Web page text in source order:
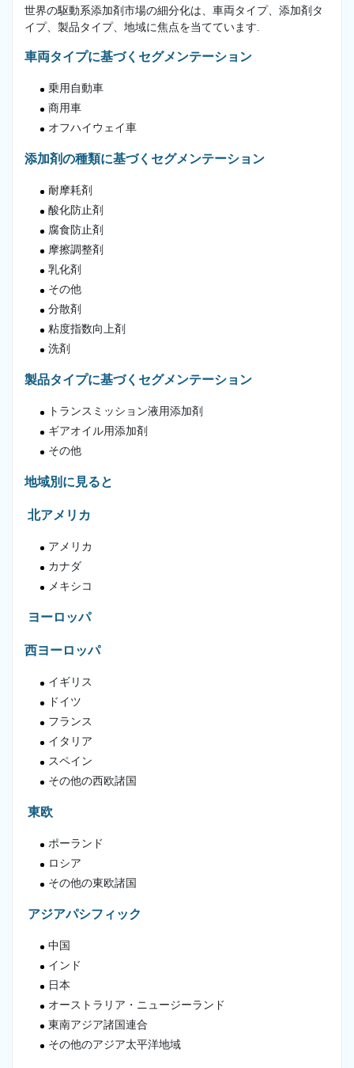
世界の駆動系添加剤市場の細分化は、車両タイプ、添加剤タ
イプ、製品タイプ、地域に焦点を当てています.
車両タイプに基づくセグメンテーション
乗用自動車
商用車
オフハイウェイ車
添加剤の種類に基づくセグメンテーション
耐摩耗剤
酸化防止剤
腐食防止剤
摩擦調整剤
乳化剤
その他
分散剤
粘度指数向上剤
洗剤
製品タイプに基づくセグメンテーション
トランスミッション液用添加剤
ギアオイル用添加剤
その他
地域別に見ると
北アメリカ
アメリカ
カナダ
メキシコ
ヨーロッパ
西ヨーロッパ
イギリス
ドイツ
フランス
イタリア
スペイン
その他の西欧諸国
東欧
ポーランド
ロシア
その他の東欧諸国
アジアパシフィック
中国
インド
日本
オーストラリア・ニュージーランド
東南アジア諸国連合
その他のアジア太平洋地域